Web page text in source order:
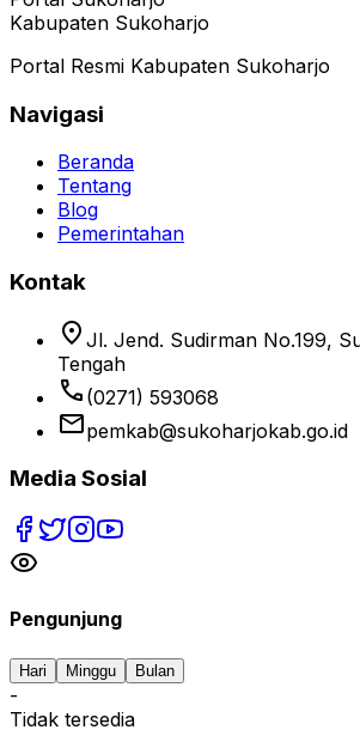
Kabupaten Sukoharjo
Portal Resmi Kabupaten Sukoharjo
Navigasi
Beranda
Tentang
Blog
Pemerintahan
Kontak
location_on Jl. Jend. Sudirman No.199,
Tengah
phone (0271) 593068
emailpemkab@sukoharjokab.go.id
Media Sosial
Pengunjung
Hari Minggu Bulan
-
Tidak tersedia